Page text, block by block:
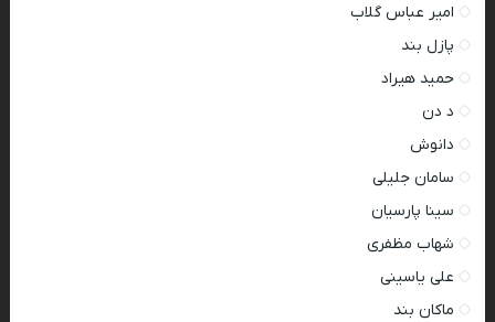
امیر عباس گلاب
پازل بند
حمید هیراد
د دن
دانوش
سامان جلیلی
سینا پارسیان
شهاب مظفری
علی یاسینی
ماکان بند